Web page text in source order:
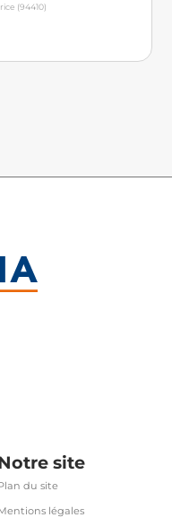
(94410)
site
du site
légales